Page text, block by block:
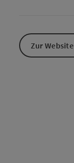
Zur Website